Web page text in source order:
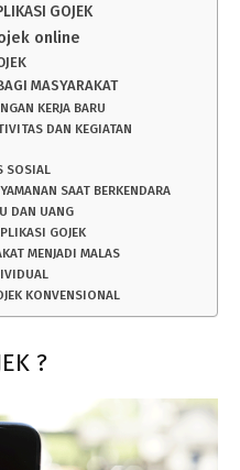
GOJEK
online
MASYARAKAT
KERJA BARU
DAN KEGIATAN
SOSIAL
SAAT BERKENDARA
DAN UANG
GOJEK
MENJADI MALAS
KONVENSIONAL
?